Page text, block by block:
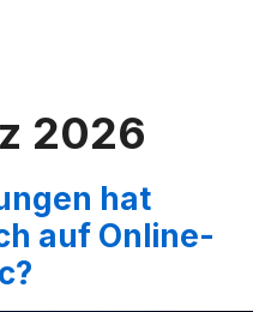
2026
hat
auf Online-